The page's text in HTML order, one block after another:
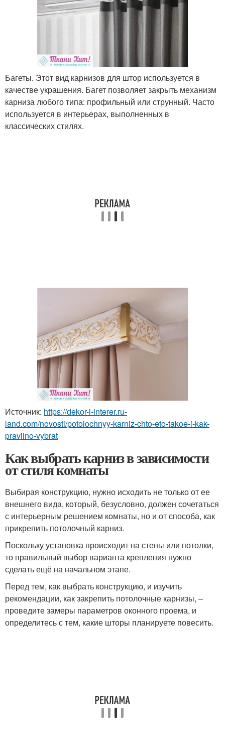
Багеты. Этот вид карнизов для штор используется в
качестве украшения. Багет позволяет закрыть механизм
карниза любого типа: профильный или струнный. Часто
используется в интерьерах, выполненных в
классических стилях.
Источник: https://dekor-i-interer.ru-
land.com/novosti/potolochnyy-karniz-chto-eto-takoe-i-kak-
pravilno-vybrat
Как выбрать карниз в зависимости
от стиля комнаты
Выбирая конструкцию, нужно исходить не только от ее
внешнего вида, который, безусловно, должен сочетаться
с интерьерным решением комнаты, но и от способа, как
прикрепить потолочный карниз.
Поскольку установка происходит на стены или потолки,
то правильный выбор варианта крепления нужно
сделать ещё на начальном этапе.
Перед тем, как выбрать конструкцию, и изучить
рекомендации, как закрепить потолочные карнизы, –
проведите замеры параметров оконного проема, и
определитесь с тем, какие шторы планируете повесить.